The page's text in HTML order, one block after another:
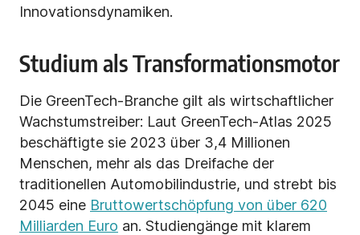
Innovationsdynamiken.
Studium als Transformationsmotor
Die GreenTech-Branche gilt als wirtschaftlicher
Wachstumstreiber: Laut GreenTech-Atlas 2025
beschäftigte sie 2023 über 3,4 Millionen
Menschen, mehr als das Dreifache der
traditionellen Automobilindustrie, und strebt bis
2045 eine Bruttowertschöpfung von über 620
Milliarden Euro an. Studiengänge mit klarem